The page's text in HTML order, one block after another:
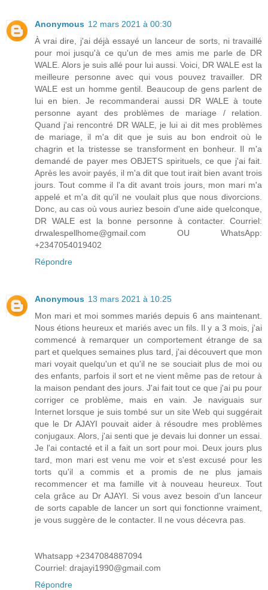
Anonymous 12 mars 2021 à 00:30
À vrai dire, j'ai déjà essayé un lanceur de sorts, ni travaillé
pour moi jusqu'à ce qu'un de mes amis me parle de DR
WALE. Alors je suis allé pour lui aussi. Voici, DR WALE est la
meilleure personne avec qui vous pouvez travailler. DR
WALE est un homme gentil. Beaucoup de gens parlent de
lui en bien. Je recommanderai aussi DR WALE à toute
personne ayant des problèmes de mariage / relation.
Quand j'ai rencontré DR WALE, je lui ai dit mes problèmes
de mariage, il m'a dit que je suis au bon endroit où le
chagrin et la tristesse se transforment en bonheur. Il m'a
demandé de payer mes OBJETS spirituels, ce que j'ai fait.
Après les avoir payés, il m'a dit que tout irait bien avant trois
jours. Tout comme il l'a dit avant trois jours, mon mari m'a
appelé et m'a dit qu'il ne voulait plus que nous divorcions.
Donc, au cas où vous auriez besoin d'une aide quelconque,
DR WALE est la bonne personne à contacter. Courriel:
drwalespellhome@gmail.com OU WhatsApp:
+2347054019402
Répondre
Anonymous 13 mars 2021 à 10:25
Mon mari et moi sommes mariés depuis 6 ans maintenant.
Nous étions heureux et mariés avec un fils. Il y a 3 mois, j'ai
commencé à remarquer un comportement étrange de sa
part et quelques semaines plus tard, j'ai découvert que mon
mari voyait quelqu'un et qu'il ne se souciait plus de moi ou
des enfants, parfois il sort et ne vient même pas de retour à
la maison pendant des jours. J'ai fait tout ce que j'ai pu pour
corriger ce problème, mais en vain. Je naviguais sur
Internet lorsque je suis tombé sur un site Web qui suggérait
que le Dr AJAYI pouvait aider à résoudre mes problèmes
conjugaux. Alors, j'ai senti que je devais lui donner un essai.
Je l'ai contacté et il a fait un sort pour moi. Deux jours plus
tard, mon mari est venu me voir et s'est excusé pour les
torts qu'il a commis et a promis de ne plus jamais
recommencer et ma famille vit à nouveau heureux. Tout
cela grâce au Dr AJAYI. Si vous avez besoin d'un lanceur
de sorts capable de lancer un sort qui fonctionne vraiment,
je vous suggère de le contacter. Il ne vous décevra pas.
Whatsapp +2347084887094
Courriel: drajayi1990@gmail.com
Répondre